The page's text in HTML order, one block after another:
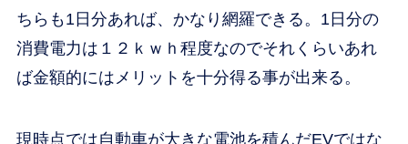
ちらも1日分あれば、かなり網羅できる。1日分の
消費電力は１２ｋｗｈ程度なのでそれくらいあれ
ば金額的にはメリットを十分得る事が出来る。
現時点では自動車が大きな電池を積んだEVではな